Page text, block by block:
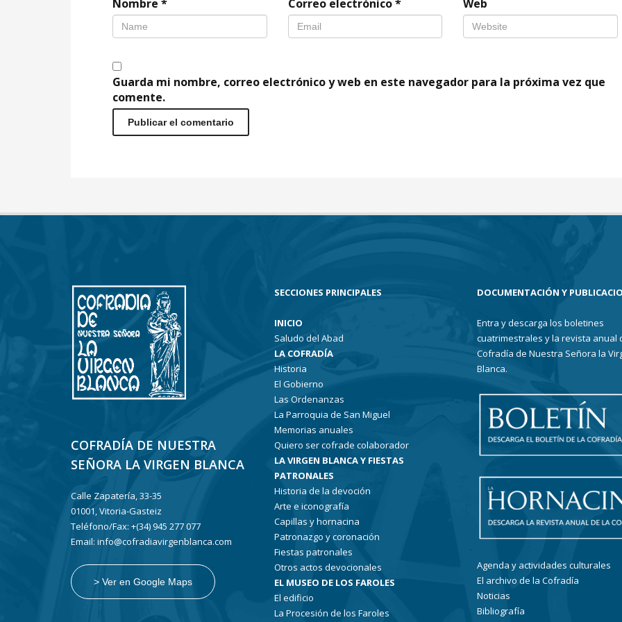
Nombre * Correo electrónico* Web
Guarda mi nombre, correo electrónico y web en este navegador para la próxima vez que
comente.
COFRADÍA DE NUESTRA
SEÑORA LA VIRGEN BLANCA
Calle Zapatería, 33-35
01001, Vitoria-Gasteiz
Teléfono/Fax: +(34) 945 277 077
Email: info@cofradiavirgenblanca.com
> Ver en Google Maps
SECCIONES PRINCIPALES
INICIO
Saludo del Abad
LA COFRADÍA
Historia
El Gobierno
Las Ordenanzas
La Parroquia de San Miguel
Memorias anuales
Quiero ser cofrade colaborador
LA VIRGEN BLANCA Y FIESTAS
PATRONALES
Historia de la devoción
Arte e iconografía
Capillas y hornacina
Patronazgo y coronación
Fiestas patronales
Otros actos devocionales
EL MUSEO DE LOS FAROLES
El edificio
La Procesión de los Faroles
DOCUMENTACIÓN Y
Entra y descarga los boletines
cuatrimestrales y la revista anual
Cofradía de Nuestra Señora la
Blanca.
Agenda y actividades culturales
El archivo de la Cofradía
Noticias
Bibliografía